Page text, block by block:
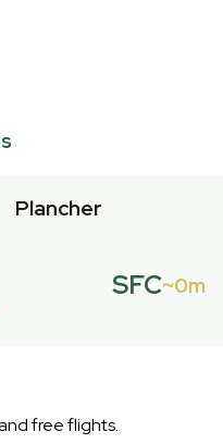
Plancher
SFC 0m
free flights.